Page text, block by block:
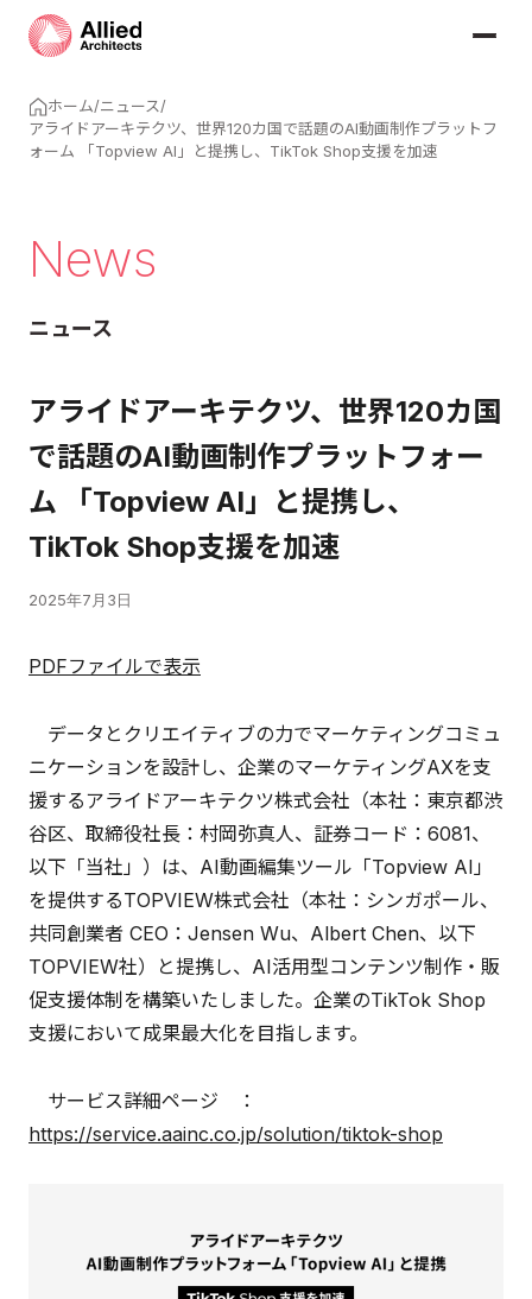
ホーム/ニュース/
アライドアーキテクツ、世界120カ国で話題のAI動画制作プラットフ
ォーム 「Topview AI」と提携し、TikTok Shop支援を加速
News
ニュース
アライドアーキテクツ、世界120カ国
で話題のAI動画制作プラットフォー
ム 「Topview AI」と提携し、
TikTok Shop支援を加速
2025年7月3日
PDFファイルで表示
データとクリエイティブの力でマーケティングコミュ
ニケーションを設計し、企業のマーケティングAXを支
援するアライドアーキテクツ株式会社（本社：東京都渋
谷区、取締役社長：村岡弥真人、証券コード：6081、
以下「当社」）は、AI動画編集ツール「Topview AI」
を提供するTOPVIEW株式会社（本社：シンガポール、
共同創業者 CEO：Jensen Wu、Albert Chen、以下
TOPVIEW社）と提携し、AI活用型コンテンツ制作・販
促支援体制を構築いたしました。企業のTikTok Shop
支援において成果最大化を目指します。
サービス詳細ページ ：
https://service.aainc.co.jp/solution/tiktok-shop